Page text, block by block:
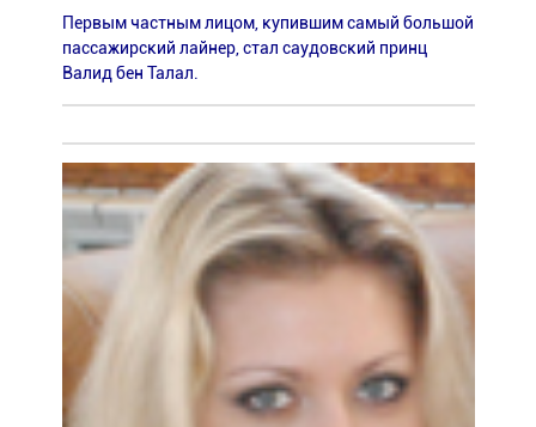
Первым частным лицом, купившим самый большой
пассажирский лайнер, стал саудовский принц
Валид бен Талал.